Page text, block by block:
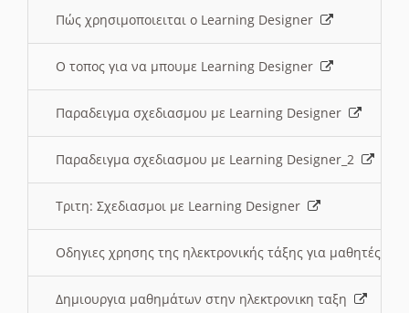
Πώς χρησιμοποιειται ο Learning Designer
O τοπος για να μπουμε Learning Designer
Παραδειγμα σχεδιασμου με Learning Designer
Παραδειγμα σχεδιασμου με Learning Designer_2
Τριτη: Σχεδιασμοι με Learning Designer
Οδηγιες χρησης της ηλεκτρονικής τάξης για μαθητές
Δημιουργια μαθημάτων στην ηλεκτρονικη ταξη